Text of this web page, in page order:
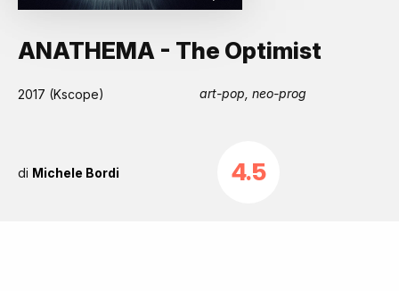
ANATHEMA - The Optimist
2017 (Kscope) art-pop, neo-prog
di Michele Bordi 4.5